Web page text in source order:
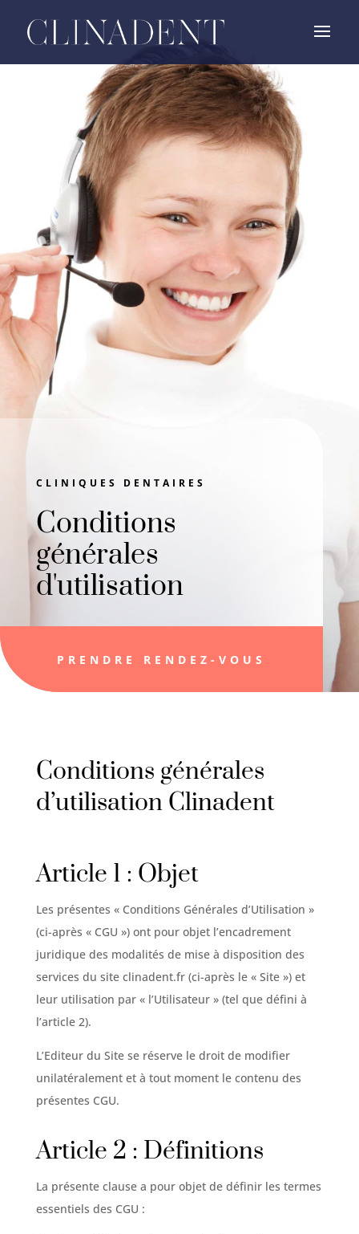
CLINIQUES DENTAIRES
Conditions
générales
d'utilisation
PRENDRE RENDEZ-VOUS
Conditions générales
d’utilisation Clinadent
Article 1 : Objet
Les présentes « Conditions Générales d’Utilisation »
(ci-après « CGU ») ont pour objet l’encadrement
juridique des modalités de mise à disposition des
services du site clinadent.fr (ci-après le « Site ») et
leur utilisation par « l’Utilisateur » (tel que défini à
l’article 2).
L’Editeur du Site se réserve le droit de modifier
unilatéralement et à tout moment le contenu des
présentes CGU.
Article 2 : Définitions
La présente clause a pour objet de définir les termes
essentiels des CGU :